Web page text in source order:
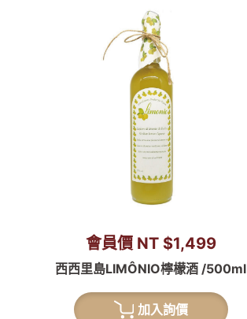
會員價 NT $1,499
西西里島LIMÔNIO檸檬酒 /500ml
加入詢價